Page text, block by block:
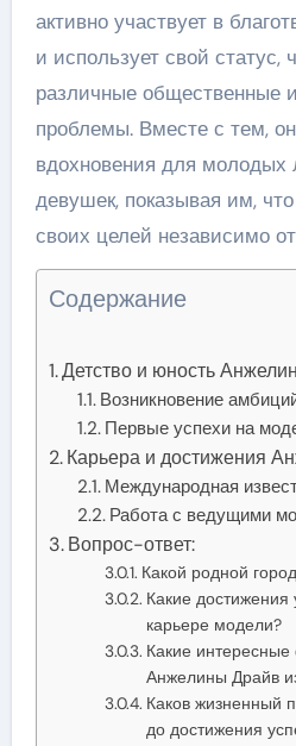
активно участвует в
и использует свой статус,
различные общественные
проблемы. Вместе с тем,
вдохновения для молодых
девушек, показывая им,
своих целей независимо
Содержание
Детство и юность
Возникновение
Первые успехи на
Карьера и достижения
Международная
Работа с ведущими
Вопрос-ответ:
Какой родной
Какие
карьере модели?
Какие
Анжелины Драйв
Каков жизненный
до достижения